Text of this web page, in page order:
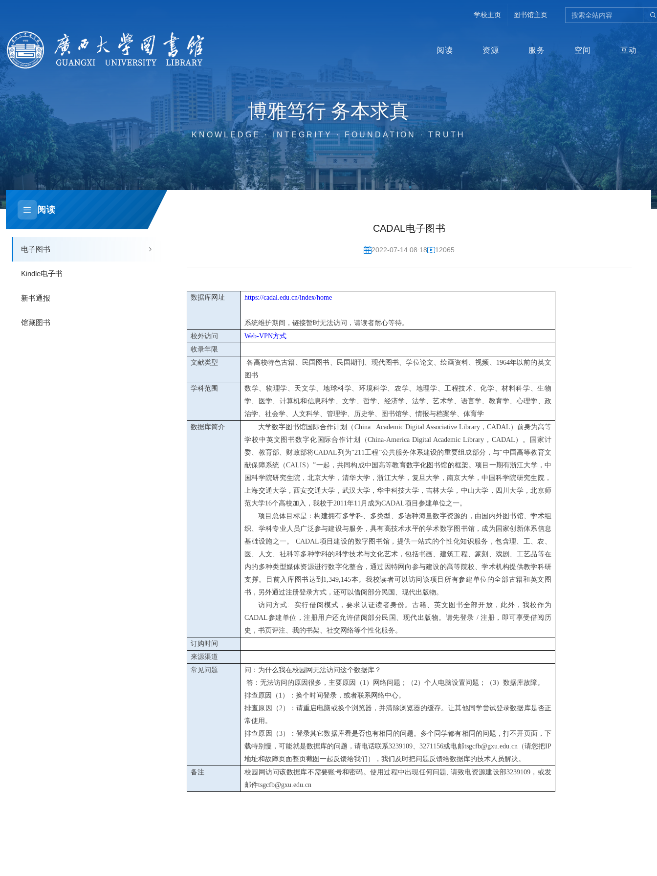
学校主页 图书馆主页
阅读 资源 服务 空间 互动
博雅笃行 务本求真
KNOWLEDGE · INTEGRITY · FOUNDATION · TRUTH
阅读
电子图书
Kindle电子书
新书通报
馆藏图书
CADAL电子图书
2022-07-14 08:18 12065
数据库网址 https://cadal.edu.cn/index/home
系统维护期间，链接暂时无法访问，请读者耐心等待。
校外访问
Web-VPN方式
收录年限
文献类型
各高校特色古籍、民国图书、民国期刊、现代图书、学位论文、绘画资料、视频、 1964年以前的英文
图书
学科范围
数学、物理学、天文学、地球科学、环境科学、农学、地理学、工程技术、化学、材料科学、生物
学、医学、计算机和信息科学、文学、哲学、经济学、法学、艺术学、语言学、教育学、心理学、政
治学、社会学、人文科学、管理学、历史学、图书馆学、情报与档案学、体育学
数据库简介
大学数字图书馆国际合作计划（ China Academic Digital Associative Library， CADAL ）前身为高等
学校中英文图书数字化国际合作计划（China-America Digital Academic Library， CADAL ）。国家计
委、教育部、财政部将CADAL列为“211工程”公共服务体系建设的重要组成部分，与“中国高等教育文
献保障系统（CALIS ）”一起，共同构成中国高等教育数字化图书馆的框架。项目一期有浙江大学，中
国科学院研究生院，北京大学，清华大学，浙江大学，复旦大学，南京大学，中国科学院研究生院，
上海交通大学，西安交通大学，武汉大学，华中科技大学，吉林大学，中山大学，四川大学，北京师
范大学16个高校加入，我校于2011年11 月成为CADAL项目参建单位之一。
项目总体目标是：构建拥有多学科、多类型、多语种海量数字资源的，由国内外图书馆、学术组
织、学科专业人员广泛参与建设与服务，具有高技术水平的学术数字图书馆，成为国家创新体系信息
基础设施之一。
CADAL项目建设的数字图书馆，提供一站式的个性化知识服务，包含理、工、农、
医、人文、社科等多种学科的科学技术与文化艺术，包括书画、建筑工程、篆刻、戏剧、工艺品等在
内的多种类型媒体资源进行数字化整合，通过因特网向参与建设的高等院校、学术机构提供教学科研
支撑。目前入库图书达到 1,349,145本。我校读者可以访问该项目所有参建单位的全部古籍和英文图
书，另外通过注册登录方式，还可以借阅部分民国、现代出版物。
访问方式: 实行借阅模式，要求认证读者身份。古籍、英文图书全部开放，此外，我校作为
CADAL参建单位，注册用户还允许借阅部分民国、现代出版物。请先登录 /注册，即可享受借阅历
史，书页评注、我的书架、社交网络等个性化服务。
订购时间
来源渠道
常见问题
问：为什么我在校园网无法访问这个数据库？
答：无法访问的原因很多，主要原因（ 1 ）网络问题；（2）个人电脑设置问题；（3）数据库故障。
排查原因（ 1 ）：换个时间登录，或者联系网络中心。
排查原因（2）：请重启电脑或换个浏览器，并清除浏览器的缓存。让其他同学尝试登录数据库是否正
常使用。
排查原因（3）：登录其它数据库看是否也有相同的问题。多个同学都有相同的问题，打不开页面，下
载特别慢，可能就是数据库的问题，请电话联系3239109、3271156或电邮tsgcfb@gxu.edu.cn（请您把IP
地址和故障页面整页截图一起反馈给我们），我们及时把问题反馈给数据库的技术人员解决。
备注
校园网访问该数据库不需要账号和密码。使用过程中出现任何问题 , 请致电资源建设部3239109 ，或发
邮件tsgcfb@gxu.edu.cn